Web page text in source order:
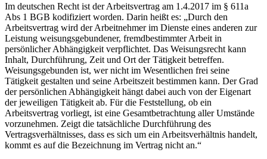
Im deutschen Recht ist der Arbeitsvertrag am 1.4.2017 im § 611a
Abs 1 BGB kodifiziert worden. Darin heißt es: „Durch den
Arbeitsvertrag wird der Arbeitnehmer im Dienste eines anderen zur
Leistung weisungsgebundener, fremdbestimmter Arbeit in
persönlicher Abhängigkeit verpflichtet. Das Weisungsrecht kann
Inhalt, Durchführung, Zeit und Ort der Tätigkeit betreffen.
Weisungsgebunden ist, wer nicht im Wesentlichen frei seine
Tätigkeit gestalten und seine Arbeitszeit bestimmen kann. Der Grad
der persönlichen Abhängigkeit hängt dabei auch von der Eigenart
der jeweiligen Tätigkeit ab. Für die Feststellung, ob ein
Arbeitsvertrag vorliegt, ist eine Gesamtbetrachtung aller Umstände
vorzunehmen. Zeigt die tatsächliche Durchführung des
Vertragsverhältnisses, dass es sich um ein Arbeitsverhältnis handelt,
kommt es auf die Bezeichnung im Vertrag nicht an.“